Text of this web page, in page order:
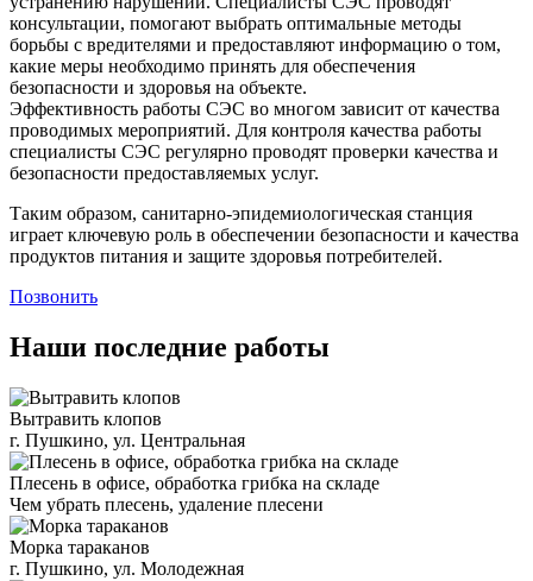
консультации, помогают выбрать оптимальные методы
борьбы с вредителями и предоставляют информацию о том,
какие меры необходимо принять для обеспечения
безопасности и здоровья на объекте.
Эффективность работы СЭС во многом зависит от качества
проводимых мероприятий. Для контроля качества работы
специалисты СЭС регулярно проводят проверки качества и
безопасности предоставляемых услуг.
Таким образом, санитарно-эпидемиологическая станция
играет ключевую роль в обеспечении безопасности и качества
продуктов питания и защите здоровья потребителей.
Позвонить
Наши последние работы
Вытравить клопов
г. Пушкино, ул. Центральная
Плесень в офисе, обработка грибка на складе
Чем убрать плесень, удаление плесени
Морка тараканов
г. Пушкино, ул. Молодежная